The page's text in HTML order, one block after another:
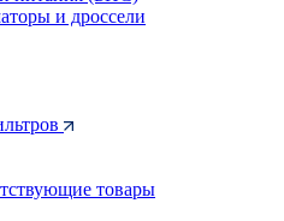
и дроссели
товары